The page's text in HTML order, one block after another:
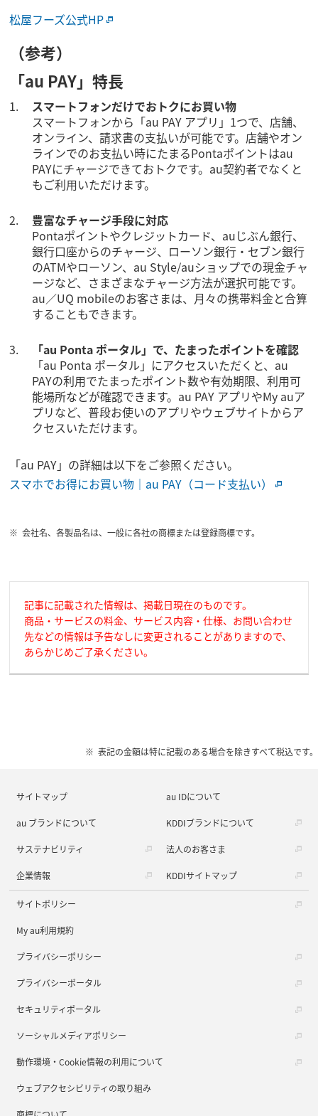
松屋フーズ公式HP
（参考）
「au PAY」特長
スマートフォンだけでおトクにお買い物
スマートフォンから「au PAY アプリ」1つで、店舗、
オンライン、請求書の支払いが可能です。店舗やオン
ラインでのお支払い時にたまるPontaポイントはau
PAYにチャージできておトクです。au契約者でなくと
もご利用いただけます。
豊富なチャージ手段に対応
Pontaポイントやクレジットカード、auじぶん銀行、
銀行口座からのチャージ、ローソン銀行・セブン銀行
のATMやローソン、au Style/auショップでの現金チャ
ージなど、さまざまなチャージ方法が選択可能です。
au／UQ mobileのお客さまは、月々の携帯料金と合算
することもできます。
「au Ponta ポータル」で、たまったポイントを確認
「au Ponta ポータル」にアクセスいただくと、au
PAYの利用でたまったポイント数や有効期限、利用可
能場所などが確認できます。au PAY アプリやMy auア
プリなど、普段お使いのアプリやウェブサイトからア
クセスいただけます。
「au PAY」の詳細は以下をご参照ください。
スマホでお得にお買い物｜au PAY（コード支払い）
会社名、各製品名は、一般に各社の商標または登録商標です。
記事に記載された情報は、掲載日現在のものです。
商品・サービスの料金、サービス内容・仕様、お問い合わせ
先などの情報は予告なしに変更されることがありますので、
あらかじめご了承ください。
表記の金額は特に記載のある場合を除きすべて税込です。
サイトマップ au IDについて
au ブランドについて KDDIブランドについて
サステナビリティ 法人のお客さま
企業情報 KDDIサイトマップ
サイトポリシー
My au利用規約
プライバシーポリシー
プライバシーポータル
セキュリティポータル
ソーシャルメディアポリシー
動作環境・Cookie情報の利用について
ウェブアクセシビリティの取り組み